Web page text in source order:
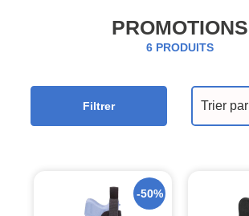
PROMOTIONS
6 PRODUITS
Trier par
Filtrer
-50%